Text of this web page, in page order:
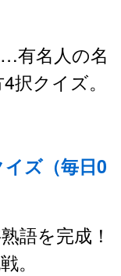
有名人の名
択クイズ。
ズ（毎日0
語を完成！
。